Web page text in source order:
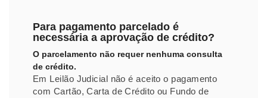
Para pagamento parcelado é
necessária a aprovação de crédito?
O parcelamento não requer nenhuma consulta
de crédito.
Em Leilão Judicial não é aceito o pagamento
com Cartão, Carta de Crédito ou Fundo de